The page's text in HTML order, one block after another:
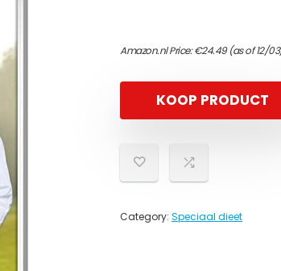
Amazon.nl Price:€24.49(as of 12/03/
KOOP PRODUCT
Category: Speciaal dieet